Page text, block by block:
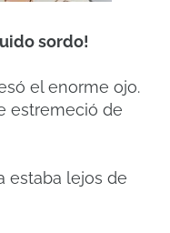
sordo!
el enorme ojo.
estremeció de
estaba lejos de